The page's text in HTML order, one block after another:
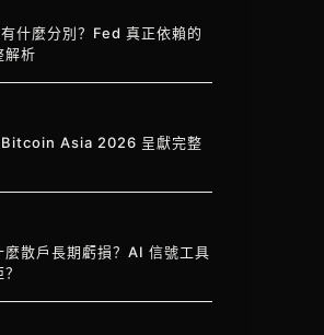
什麼分別？Fed 真正依賴的
解析
Bitcoin Asia 2026 呈獻完整
麼散戶長期虧損？AI 信號工具